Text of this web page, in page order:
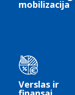
mobilizacija
Verslas ir